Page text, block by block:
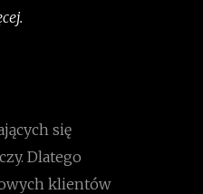
się
Dlatego
klientów